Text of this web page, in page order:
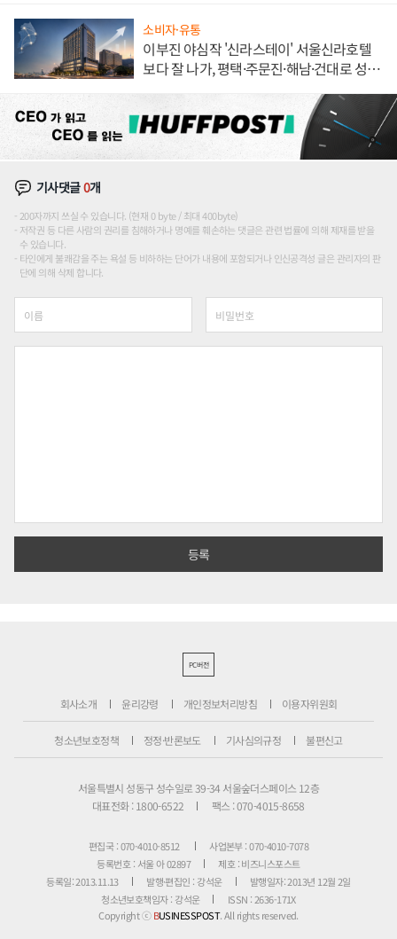
소비자·유통
이부진 야심작 '신라스테이' 서울신라호텔
보다 잘 나가, 평택·주문진·해남·건대로 성
기사댓글0개
200자까지 쓰실 수 있습니다. (현재 0 byte / 최대 400byte)
저작권 등 다른 사람의 권리를 침해하거나 명예를 훼손하는 댓글은 관련 법률에 의해 제재를 받을
수 있습니다.
타인에게 불쾌감을 주는 욕설 등 비하하는 단어가 내용에 포함되거나 인신공격성 글은 관리자의 판
단에 의해 삭제 합니다.
PC버전
회사소개 윤리강령 개인정보처리방침 이용자위원회
청소년보호정책 정정·반론보도 기사심의규정 불편신고
서울특별시 성동구 성수일로 39-34 서울숲더스페이스 12층
대표전화 : 1800-6522
팩스 : 070-4015-8658
편집국 : 070-4010-8512
사업본부 : 070-4010-7078
등록번호 : 서울 아 02897
제호 : 비즈니스포스트
등록일: 2013.11.13
발행·편집인 : 강석운
발행일자: 2013년 12월 2일
청소년보호책임자 : 강석운
ISSN : 2636-171X
Copyright ⓒBUSINESSPOST. All rights reserved.